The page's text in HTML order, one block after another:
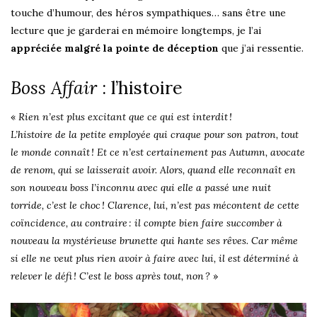
touche d’humour, des héros sympathiques… sans être une
lecture que je garderai en mémoire longtemps, je l’ai
appréciée malgré la pointe de déception que j’ai ressentie.
Boss Affair: l’histoire
« Rien n’est plus excitant que ce qui est interdit !
L’histoire de la petite employée qui craque pour son patron, tout
le monde connaît ! Et ce n’est certainement pas Autumn, avocate
de renom, qui se laisserait avoir. Alors, quand elle reconnaît en
son nouveau boss l’inconnu avec qui elle a passé une nuit
torride, c’est le choc ! Clarence, lui, n’est pas mécontent de cette
coïncidence, au contraire : il compte bien faire succomber à
nouveau la mystérieuse brunette qui hante ses rêves. Car même
si elle ne veut plus rien avoir à faire avec lui, il est déterminé à
relever le défi ! C’est le boss après tout, non ? »